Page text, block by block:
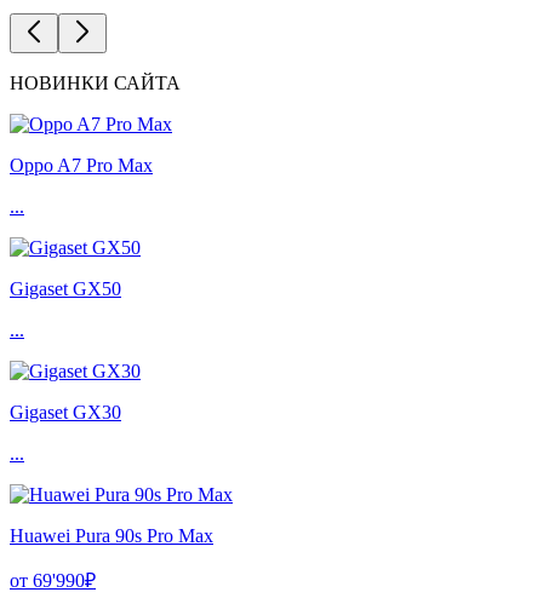
НОВИНКИ САЙТА
Oppo A7 Pro Max
...
Gigaset GX50
...
Gigaset GX30
...
Huawei Pura 90s Pro Max
от 69'990₽